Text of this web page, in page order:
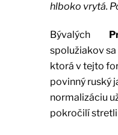
hlboko vrytá.
Bývalých
spolužiakov
ktorá v tejto
povinný ruský
normalizáciu
pokročilí stretli